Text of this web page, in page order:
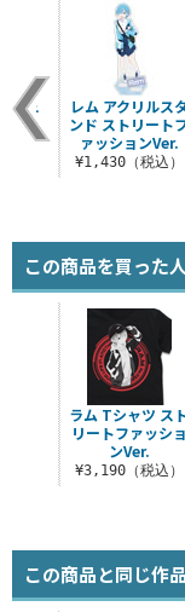
シュ
込）
レム アクリルス
ンド ストリート
ァッションVer.
¥1,430（税込）
この商品を買った
ラム Tシャツ ス
リートファッショ
ンVer.
¥3,190（税込）
この商品と同じ作